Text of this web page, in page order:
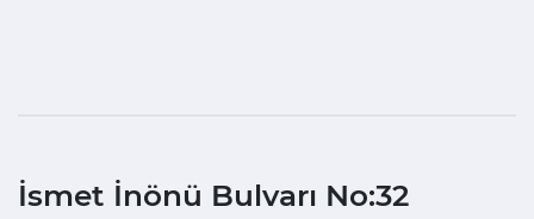
İsmet İnönü Bulvarı No:32